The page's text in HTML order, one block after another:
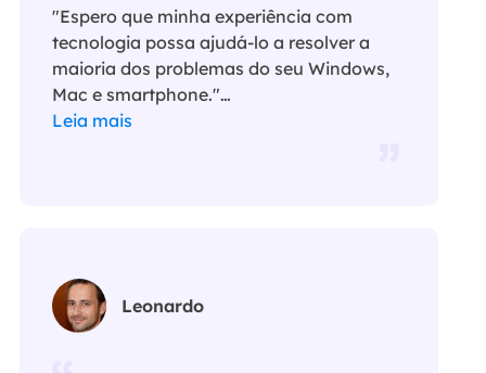
"Espero que minha experiência com
tecnologia possa ajudá-lo a resolver a
maioria dos problemas do seu Windows,
Mac e smartphone."…
Leia mais
Leonardo